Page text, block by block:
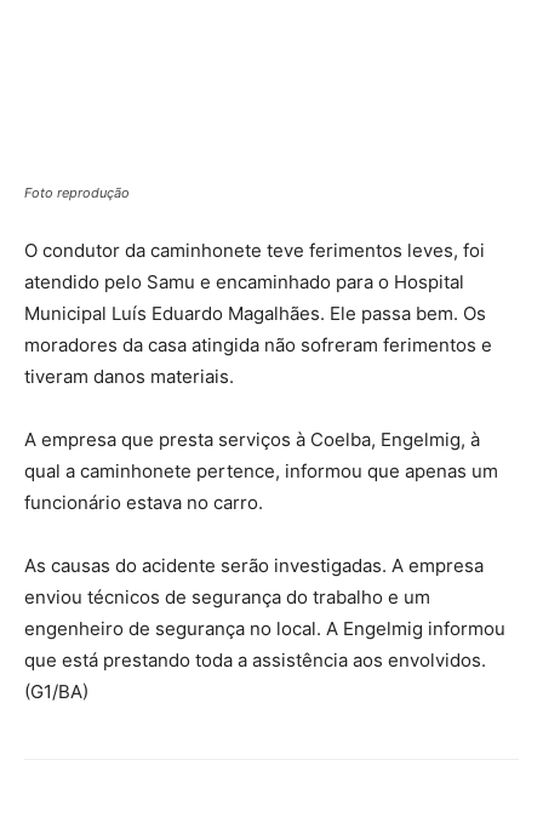
Foto reprodução
O condutor da caminhonete teve ferimentos leves, foi
atendido pelo Samu e encaminhado para o Hospital
Municipal Luís Eduardo Magalhães. Ele passa bem. Os
moradores da casa atingida não sofreram ferimentos e
tiveram danos materiais.
A empresa que presta serviços à Coelba, Engelmig, à
qual a caminhonete pertence, informou que apenas um
funcionário estava no carro.
As causas do acidente serão investigadas. A empresa
enviou técnicos de segurança do trabalho e um
engenheiro de segurança no local. A Engelmig informou
que está prestando toda a assistência aos envolvidos.
(G1/BA)